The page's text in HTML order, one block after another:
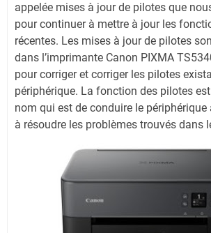
appelée mises à jour de pilotes que
pour continuer à mettre à jour les
récentes. Les mises à jour de pilotes
dans l’imprimante Canon PIXMA
pour corriger et corriger les pilotes
périphérique. La fonction des pilotes
nom qui est de conduire le
à résoudre les problèmes trouvés dans